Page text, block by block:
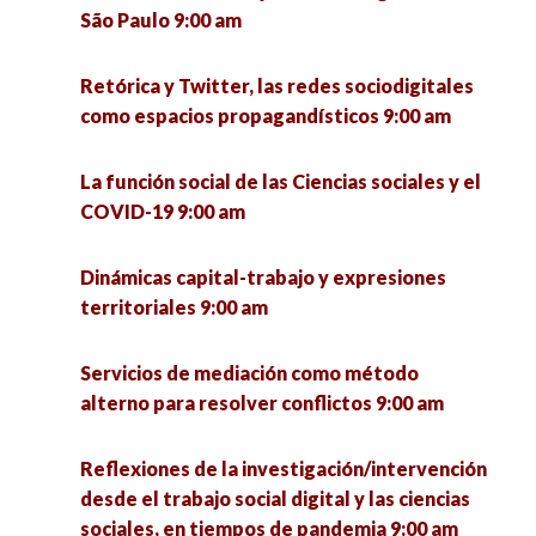
pandemia: internet, dispositivos electrónicos y
cámara encendida 9:00 am
La enseñanza y el aprendizaje en entornos
virtuales causados por la pandemia. Aporte
Feminismos y Masculinidades: Juntxs pero no
COVID-19 y las restricciones en el cruce de la
ciudades fronterizas. 10:00 am
El quehacer de la Socioantropología desde la
Regionales, Sustentabilidad y Medio Ambiente”.
Reflexiones de la investigación/intervención
sociales, en tiempos de pandemia 9:00 am
9:00 am
para resolver conflictos 9:00 am
Transformaciones sociales y dinámicas
São Paulo 9:00 am
Retórica y Twitter, las redes sociodigitales
como espacios propagandísticos 9:00 am
La función social de las Ciencias sociales y el
COVID-19 9:00 am
Dinámicas capital-trabajo y expresiones
territoriales 9:00 am
Servicios de mediación como método
alterno para resolver conflictos 9:00 am
Reflexiones de la investigación/intervención
desde el trabajo social digital y las ciencias
sociales, en tiempos de pandemia 9:00 am